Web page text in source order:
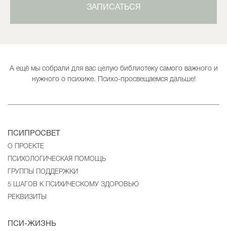
ЗАПИСАТЬСЯ
А ещё мы собрали для вас целую библиотеку самого важного и
нужного о психике. Психо-просвещаемся дальше!
ПСИПРОСВЕТ
О ПРОЕКТЕ
ПСИХОЛОГИЧЕСКАЯ ПОМОЩЬ
ГРУППЫ ПОДДЕРЖКИ
5 ШАГОВ К ПСИХИЧЕСКОМУ ЗДОРОВЬЮ
РЕКВИЗИТЫ
ПСИ-ЖИЗНЬ